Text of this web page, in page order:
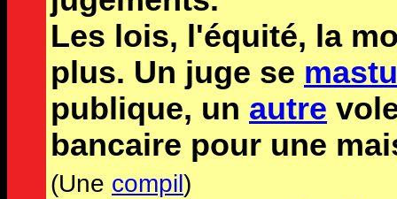
Les lois, l'équité, la
plus. Un juge se
publique, un autre
bancaire pour une
(Une compil)